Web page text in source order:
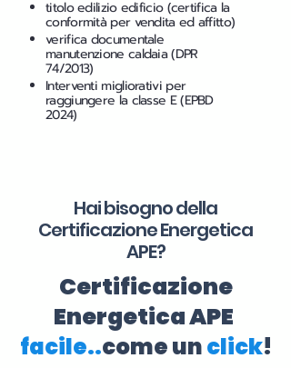
titolo edilizio edificio (certifica la
conformità per vendita ed affitto)
verifica documentale
manutenzione caldaia (DPR
74/2013)
Interventi migliorativi per
raggiungere la classe E (EPBD
2024)
Hai bisogno della
Certificazione Energetica
APE?
Certificazione
Energetica APE
facile..come unclick!